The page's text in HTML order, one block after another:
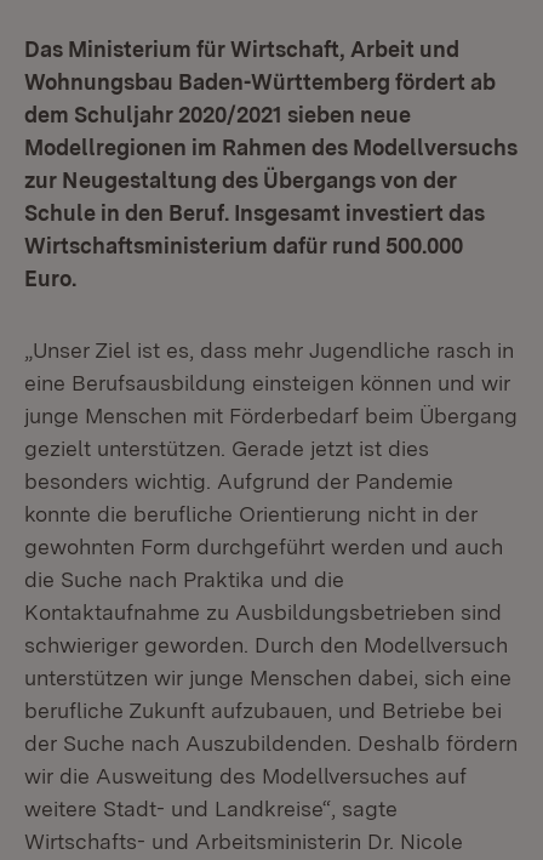
Das Ministerium für Wirtschaft, Arbeit und
Wohnungsbau Baden-Württemberg fördert ab
dem Schuljahr 2020/2021 sieben neue
Modellregionen im Rahmen des Modellversuchs
zur Neugestaltung des Übergangs von der
Schule in den Beruf. Insgesamt investiert das
Wirtschaftsministerium dafür rund 500.000
Euro.
„Unser Ziel ist es, dass mehr Jugendliche rasch in
eine Berufsausbildung einsteigen können und wir
junge Menschen mit Förderbedarf beim Übergang
gezielt unterstützen. Gerade jetzt ist dies
besonders wichtig. Aufgrund der Pandemie
konnte die berufliche Orientierung nicht in der
gewohnten Form durchgeführt werden und auch
die Suche nach Praktika und die
Kontaktaufnahme zu Ausbildungsbetrieben sind
schwieriger geworden. Durch den Modellversuch
unterstützen wir junge Menschen dabei, sich eine
berufliche Zukunft aufzubauen, und Betriebe bei
der Suche nach Auszubildenden. Deshalb fördern
wir die Ausweitung des Modellversuches auf
weitere Stadt- und Landkreise“, sagte
Wirtschafts- und Arbeitsministerin Dr. Nicole